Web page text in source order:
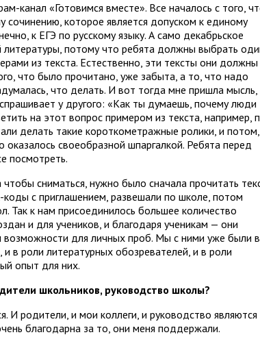
канал «Готовимся вместе». Все началось с того,
которое является допуском к единому
к ЕГЭ по русскому языку. А само декабрьское
потому что ребята должны выбрать
из текста. Естественно, эти тексты они должны
что было прочитано, уже забыта, а то, что надо
что делать. И вот тогда мне пришла мысль,
у другого: «Как ты думаешь, почему люди
на этот вопрос примером из текста, например,
делать такие короткометражные ролики, и потом,
своеобразной шпаргалкой. Ребята перед
посмотреть.
сниматься, нужно было сначала прочитать
коды с приглашением, развешали по школе, потом
Так к нам присоединилось большее количество
и для учеников, и благодаря ученикам — они
возможности для личных проб. Мы с ними уже были в
в роли литературных обозревателей, и в роли
опыт для них.
школьников, руководство школы?
И родители, и мои коллеги, и руководство являются
благодарна за то, они меня поддержали.